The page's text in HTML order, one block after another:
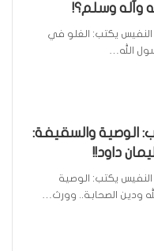
وآله وسلم؟!
يكتب: الغلو في
الله…
الوصية والسقيفة:
داود!!
يكتب: الوصية
ودين الصحابة.. وورث…